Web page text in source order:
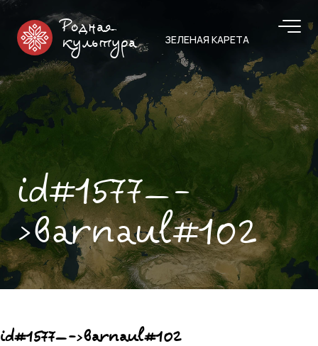
Родная
культура
ЗЕЛЕНАЯ КАРЕТА
id#1577—-
>barnaul#102
id#1577—->barnaul#102